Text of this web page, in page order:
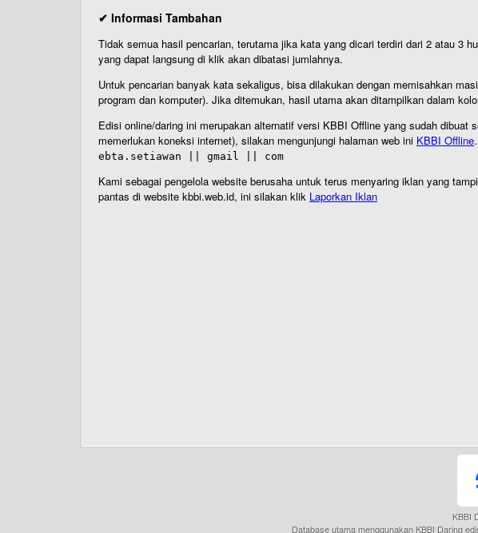
✔ Informasi Tambahan
Tidak semua hasil pencarian, terutama jika kata yang dicari terdiri dari 2 atau 3
yang dapat langsung di klik akan dibatasi jumlahnya.
Untuk pencarian banyak kata sekaligus, bisa dilakukan dengan memisahkan
program dan komputer). Jika ditemukan, hasil utama akan ditampilkan dalam
Edisi online/daring ini merupakan alternatif versi KBBI Offline yang sudah
memerlukan koneksi internet), silakan mengunjungi halaman web ini KBBI Offline
ebta.setiawan || gmail || com
Kami sebagai pengelola website berusaha untuk terus menyaring iklan yang
pantas di website kbbi.web.id, ini silakan klik Laporkan Iklan
KBBI
Database utama menggunakan KBBI Daring